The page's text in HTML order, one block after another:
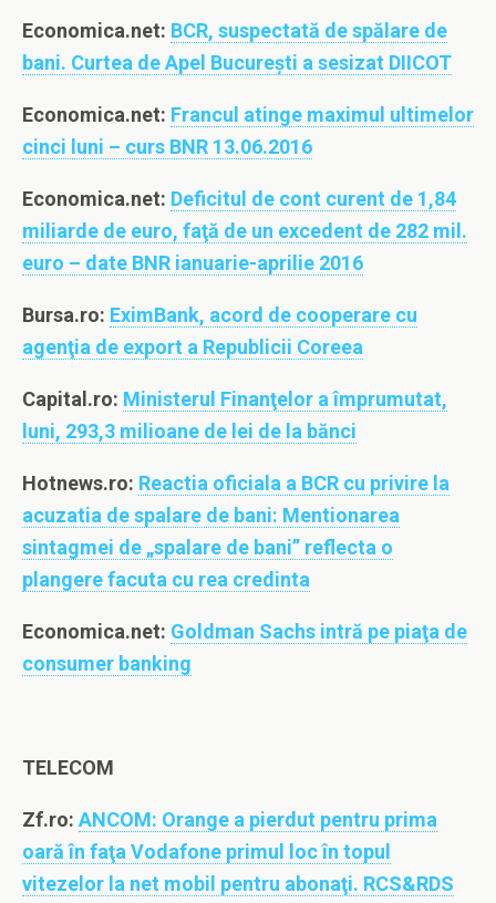
Economica.net: BCR, suspectată de spălare de
bani. Curtea de Apel Bucureşti a sesizat DIICOT
Economica.net: Francul atinge maximul ultimelor
cinci luni – curs BNR 13.06.2016
Economica.net: Deficitul de cont curent de 1,84
miliarde de euro, faţă de un excedent de 282 mil.
euro – date BNR ianuarie-aprilie 2016
Bursa.ro: EximBank, acord de cooperare cu
agenţia de export a Republicii Coreea
Capital.ro: Ministerul Finanţelor a împrumutat,
luni, 293,3 milioane de lei de la bănci
Hotnews.ro: Reactia oficiala a BCR cu privire la
acuzatia de spalare de bani: Mentionarea
sintagmei de „spalare de bani” reflecta o
plangere facuta cu rea credinta
Economica.net: Goldman Sachs intră pe piaţa de
consumer banking
TELECOM
Zf.ro: ANCOM: Orange a pierdut pentru prima
oară în faţa Vodafone primul loc în topul
vitezelor la net mobil pentru abonaţi. RCS&RDS